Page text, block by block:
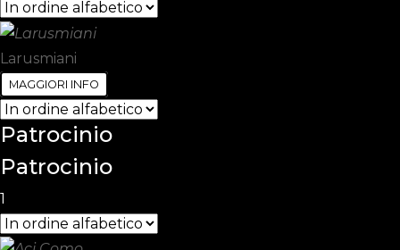
Larusmiani
MAGGIORI INFO
Patrocinio
Patrocinio
1